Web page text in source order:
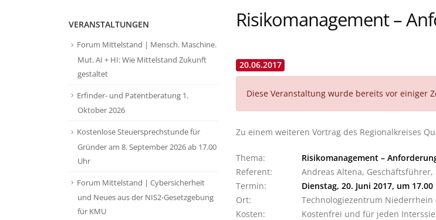
Risikomanagement –
20.06.2017
Diese Veranstaltung wurde bereits vor einiger
Zu einem weiteren Vortrag des Regionalkreises
Thema:
Risikomanagement –
Referent:
Andreas Altena, Geschäftsführer,
Termin:
Dienstag, 20. Juni 2017, um 17.00
Ort:
Technologiezentrum Niederrhein
Kosten:
Kostenfrei und für jeden
VERANSTALTUNGEN
Forum Mittelstand | Mensch. Maschine.
Mut. AI + HI: Wie Mittelstand Zukunft
gestaltet
Erfinder- und Patentberatung 1.
Oktober 2026
Kostenlose Steuersprechstunde für
Gründer am 8. September 2026 ab 17.00
Uhr
Forum Mittelstand | Cybersicherheit
und Neues aus der NIS2-Gesetzgebung
für KMU